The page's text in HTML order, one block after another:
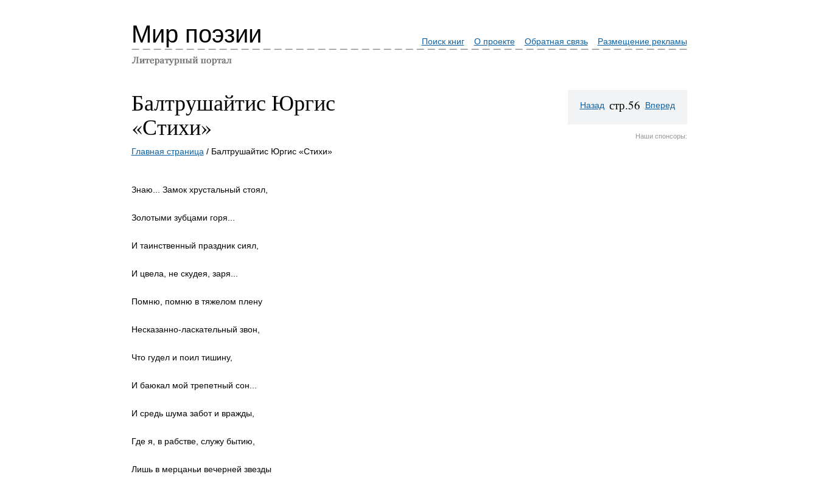
Мир поэзии Поиск книг О проекте Обратная связь Размещение рекламы
Балтрушайтис Юргис
«Стихи»
Главная страница / Балтрушайтис Юргис «Стихи»
Знаю... Замок хрустальный стоял,
Золотыми зубцами горя...
И таинственный праздник сиял,
И цвела, не скудея, заря...
Помню, помню в тяжелом плену
Несказанно-ласкательный звон,
Что гудел и поил тишину,
И баюкал мой трепетный сон...
И средь шума забот и вражды,
Где я, в рабстве, служу бытию,
Лишь в мерцаньи вечерней звезды
Назад стр.56 Вперед
Наши спонсоры: